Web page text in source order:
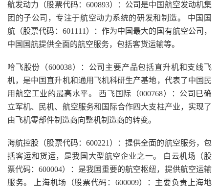
航发动力（股票代码：600893）：公司是中国航空发动机集
团的子公司，专注于航空动力系统的研发和制造。 中国国
航（股票代码：601111）：作为中国最大的国有航空公司，
中国国航提供全面的航空服务，包括客货运输等。
哈飞股份（600038）：公司主要产品包括直升机和支线飞
机，是中国直升机和通用飞机科研生产基地，代表了中国民
用航空工业的最高水平。 西飞国际（000768）：公司已确
立军机、民机、航空服务和国际合作四大支柱产业，实现了
由飞机零部件制造商向整机制造商的转变。
海航控股（股票代码：600221）：提供全面的航空服务，包
括客运和货运，是我国大型航空企业之一。 白云机场（股
票代码：600004）：是我国重要的航空枢纽，提供航空运输
服务。 上海机场（股票代码：600009）：主要负责上海地